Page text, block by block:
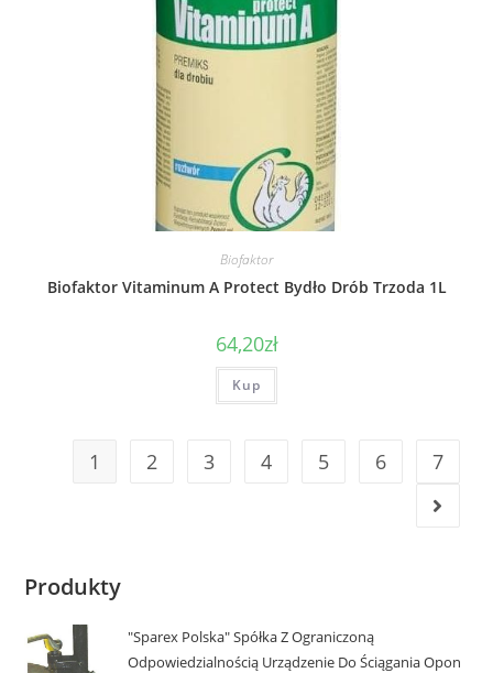
Biofaktor
Biofaktor Vitaminum A Protect Bydło Drób Trzoda 1L
64,20zł
Kup
1 2 3 4 5 6 7
Produkty
"Sparex Polska" Spółka Z Ograniczoną
Odpowiedzialnością Urządzenie Do Ściągania Opon